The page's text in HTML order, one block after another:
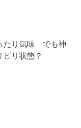
たり気味　でも神
ピリ状態？